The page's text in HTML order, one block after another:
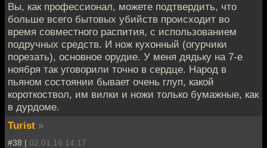
Вы, как профессионал, можете подтвердить, что
больше всего бытовых убийств происходит во
время совместного распития, с использованием
подручных средств. И нож кухонный (огурчики
порезать), основное орудие. У меня дядьку на 7-е
ноября так уговорили точно в сердце. Народ в
пьяном состоянии бывает очень глуп, какой
короткоствол, им вилки и ножи только бумажные, как
в дурдоме.
Turist »
#38 | 02.01.16 14:17